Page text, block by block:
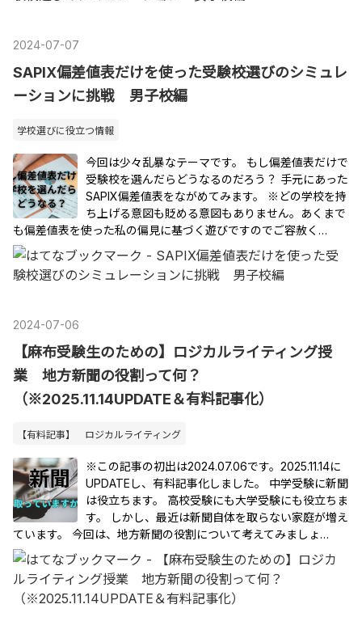
2024-07-07
SAPIX偏差値表だけを使った受験校選びのシミュレ
ーションに挑戦 男子校編
学校選びに役立つ情報
今回は少々乱暴なテーマです。 もし偏差値表だけで
受験校を選んだらどうなるのだろう？ 手元にあった
SAPIX偏差値表をながめてみます。 ※どの学校を持
ち上げる意図も貶める意図もありません。あくまで
も偏差値表を使った私の偏見に基づく遊びですのでご容赦く…
2024-07-06
【麻布受験生のための】ロジカルライティング授
業 地方新聞の役割って何？
（※2025.11.14UPDATE＆有料記事化）
【有料記事】 ロジカルライティング
※この記事の初出は2024.07.06です。2025.11.14に
UPDATEし、有料記事化しました。 中学受験に新聞
は役立ちます。 高校受験にも大学受験にも役立ちま
す。 しかし、最近は新聞自体を取らない家庭が増え
ています。 今回は、地方新聞の役割について考えてみましょ…